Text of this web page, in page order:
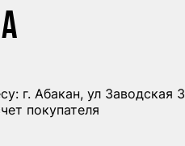
г. Абакан, ул Заводская
покупателя